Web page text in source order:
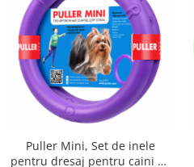
Puller Mini, Set de inele
pentru dresaj pentru caini de